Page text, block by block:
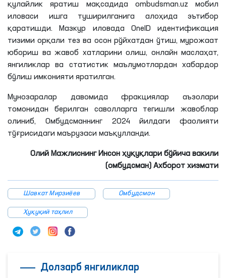
қулайлик яратиш мақсадида ombudsman.uz мобил
иловаси ишга туширилганига алоҳида эътибор
қаратишди. Мазкур иловада ОneID идентификация
тизими орқали тез ва осон рўйхатдан ўтиш, мурожаат
юбориш ва жавоб хатларини олиш, онлайн маслаҳат,
янгиликлар ва статистик маълумотлардан хабардор
бўлиш имконияти яратилган.
Мунозаралар давомида фракциялар аъзолари
томонидан берилган саволларга тегишли жавоблар
олиниб, Омбудсманнинг 2024 йилдаги фаолияти
тўғрисидаги маърузаси маъқулланди.
Олий Мажлиснинг Инсон ҳуқуқлари бўйича вакили
(омбудсман) Ахборот хизмати
Шавкат Мирзиёев Омбудсман
Ҳуқуқий таҳлил
Долзарб янгиликлар